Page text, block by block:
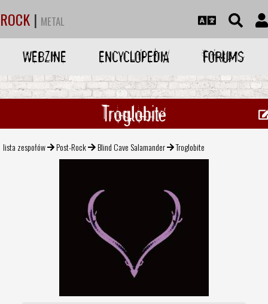
ROCK | METAL
WEBZINE ENCYCLOPEDIA FORUMS
Troglobite
lista zespołów Post-Rock Blind Cave Salamander Troglobite